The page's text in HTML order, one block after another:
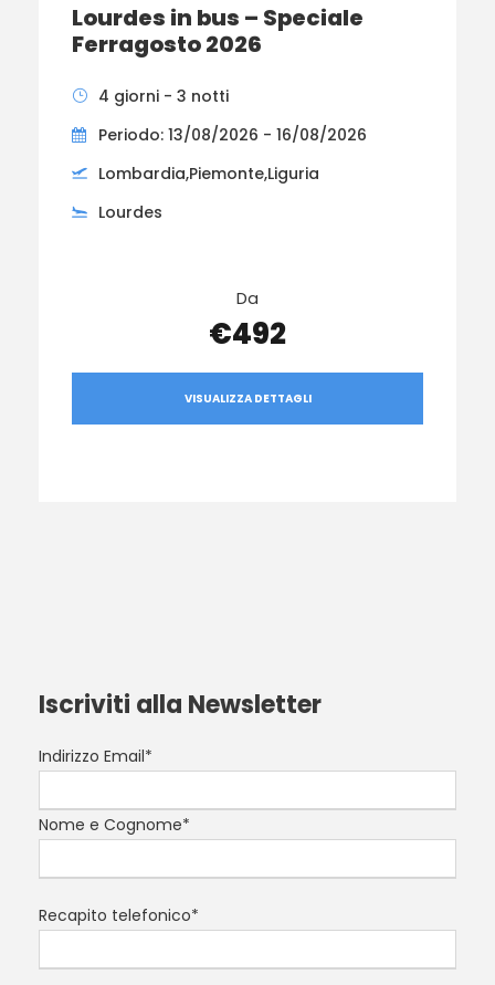
Lourdes in bus – Speciale
Ferragosto 2026
4 giorni - 3 notti
Periodo: 13/08/2026 - 16/08/2026
Lombardia,Piemonte,Liguria
Lourdes
Da
€492
VISUALIZZA DETTAGLI
Iscriviti alla Newsletter
Indirizzo Email*
Nome e Cognome*
Recapito telefonico*